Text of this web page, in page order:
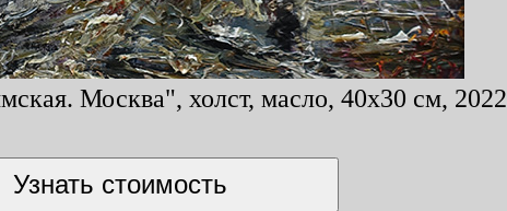
Москва", холст, масло, 40x30 см, 2022